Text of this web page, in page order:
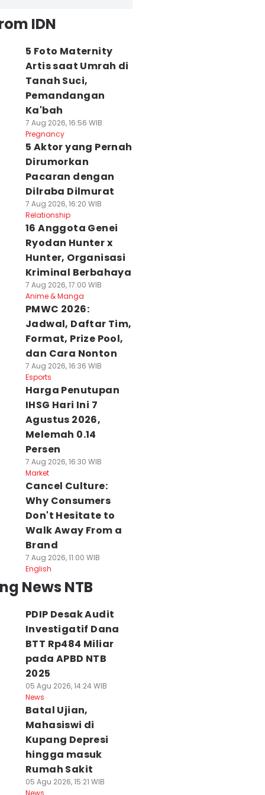
IDN
5 Foto Maternity
Artis saat Umrah di
Tanah Suci,
Pemandangan
Ka'bah
7 Aug 2026, 16:56 WIB
Pregnancy
5 Aktor yang Pernah
Dirumorkan
Pacaran dengan
Dilraba Dilmurat
7 Aug 2026, 16:20 WIB
Relationship
16 Anggota Genei
Ryodan Hunter x
Hunter, Organisasi
Kriminal Berbahaya
7 Aug 2026, 17:00 WIB
Anime & Manga
PMWC 2026:
Jadwal, Daftar Tim,
Format, Prize Pool,
dan Cara Nonton
7 Aug 2026, 16:36 WIB
Esports
Harga Penutupan
IHSG Hari Ini 7
Agustus 2026,
Melemah 0.14
Persen
7 Aug 2026, 16:30 WIB
Market
Cancel Culture:
Why Consumers
Don't Hesitate to
Walk Away From a
Brand
7 Aug 2026, 11:00 WIB
English
News NTB
PDIP Desak Audit
Investigatif Dana
BTT Rp484 Miliar
pada APBD NTB
2025
05 Agu 2026, 14:24 WIB
News
Batal Ujian,
Mahasiswi di
Kupang Depresi
hingga masuk
Rumah Sakit
05 Agu 2026, 15:21 WIB
News